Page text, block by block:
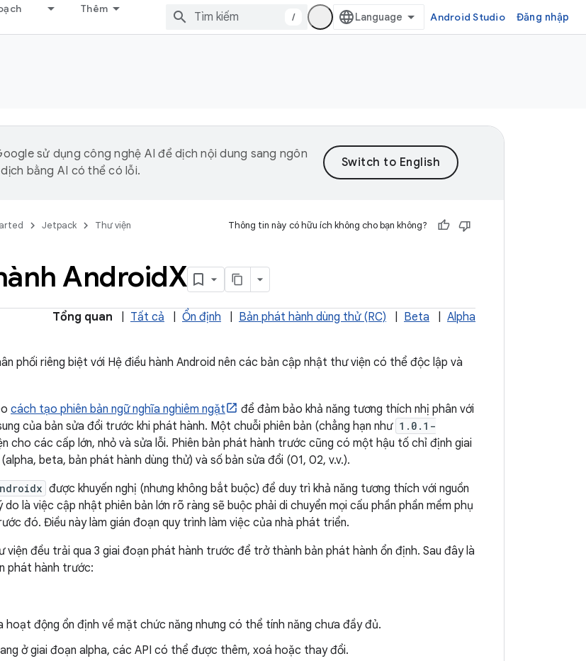
Thêm
/ Android Studio Đăng nhập
sử dụng công nghệ AI để dịch nội dung sang ngôn
bằng AI có thể có lỗi.
Jetpack Thư viện Thông tin này có hữu ích không cho bạn không?
AndroidX
Tổng quan Tất cả Ổn định Bản phát hành dùng thử (RC) Beta Alpha
phối riêng biệt với Hệ điều hành Android nên các bản cập nhật thư viện có thể độc lập và
cách tạo phiên bản ngữ nghĩa nghiêm ngặt
để đảm bảo khả năng tương thích nhị phân với
của bản sửa đổi trước khi phát hành. Một chuỗi phiên bản (chẳng hạn như 1.0.1-
cho các cấp lớn, nhỏ và sửa lỗi. Phiên bản phát hành trước cũng có một hậu tố chỉ định giai
beta, bản phát hành dùng thử) và số bản sửa đổi (01, 02, v.v.).
được khuyến nghị (nhưng không bắt buộc) để duy trì khả năng tương thích với nguồn
do là việc cập nhật phiên bản lớn rõ ràng sẽ buộc phải di chuyển mọi cấu phần phần mềm phụ
đó. Điều này làm gián đoạn quy trình làm việc của nhà phát triển.
viện đều trải qua 3 giai đoạn phát hành trước để trở thành bản phát hành ổn định. Sau đây là
phát hành trước:
hoạt động ổn định về mặt chức năng nhưng có thể tính năng chưa đầy đủ.
ở giai đoạn alpha, các API có thể được thêm, xoá hoặc thay đổi.